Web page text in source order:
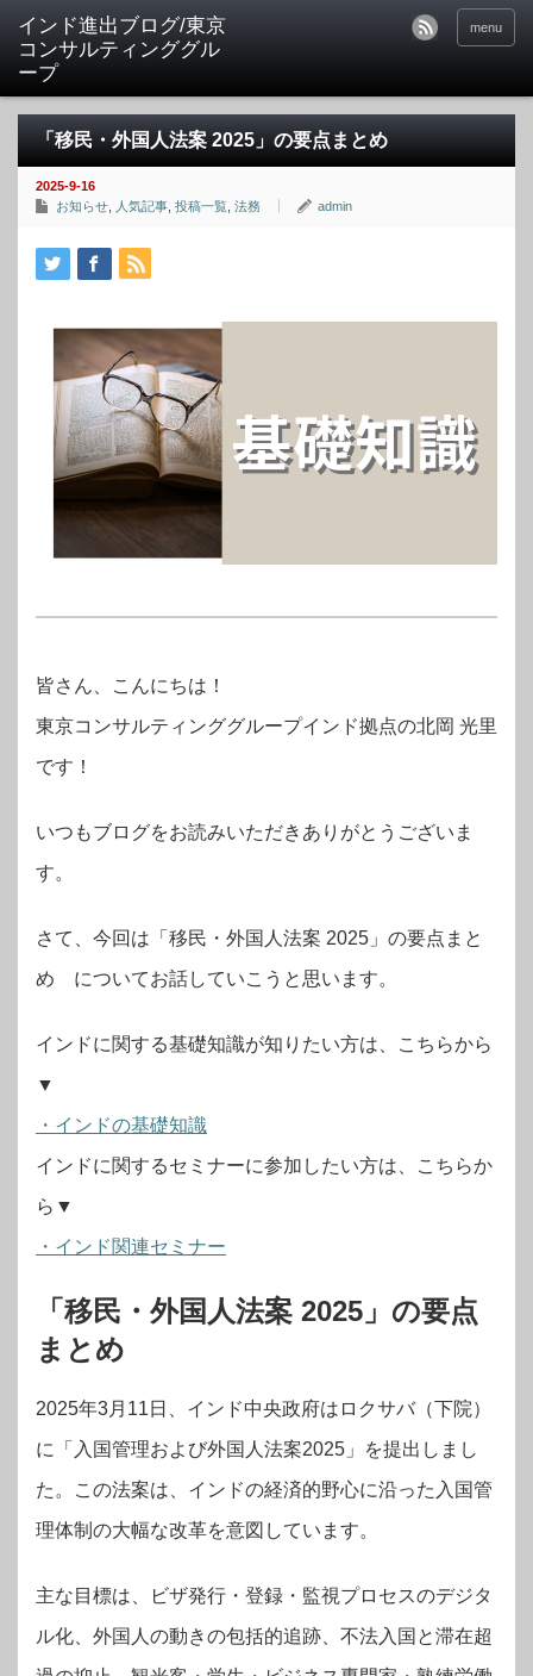
インド進出ブログ/東京
コンサルティンググル
ープ
menu
「移民・外国人法案 2025」の要点まとめ
2025-9-16
お知らせ
人気記事 投稿一覧 法務 admin
皆さん、こんにちは！
東京コンサルティンググループインド拠点の北岡 光里
です！
いつもブログをお読みいただきありがとうございま
す。
さて、今回は「移民・外国人法案 2025」の要点まと
め についてお話していこうと思います。
インドに関する基礎知識が知りたい方は、こちらから
▼
・インドの基礎知識
インドに関するセミナーに参加したい方は、こちらか
ら▼
・インド関連セミナー
「移民・外国人法案 2025」の要点
まとめ
2025年3月11日、インド中央政府はロクサバ（下院）
に「入国管理および外国人法案2025」を提出しまし
た。この法案は、インドの経済的野心に沿った入国管
理体制の大幅な改革を意図しています。
主な目標は、ビザ発行・登録・監視プロセスのデジタ
ル化、外国人の動きの包括的追跡、不法入国と滞在超